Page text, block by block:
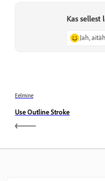
Kas sellest
Jah, aitäh
Eelmine
Use Outline Stroke